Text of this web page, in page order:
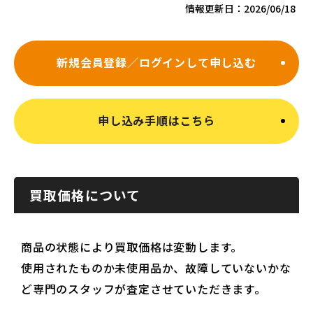
情報更新日： 2026/06/18
新規会員登録／ログインして申し込む
申し込み手順はこちら
買取価格について
商品の状態により買取価格は変動します。
使用されたものか未使用品か、故障していないかな
ど専門のスタッフが査定させていただきます。